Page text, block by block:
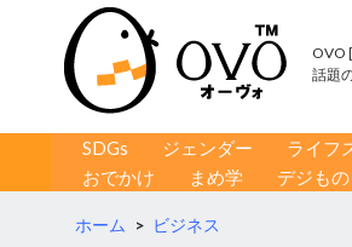
OVO
話題
コンテンツへ移動
SDGs ジェンダー ライフ
おでかけ
まめ学 デジもの
ホーム > ビジネス